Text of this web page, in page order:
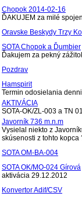
Chopok 2014-02-16
ĎAKUJEM za milé
Oravske Beskydy Trzy
SOTA Chopok a Ďumbier
Ďakujem za pekný
Pozdrav
Hamspirit
Termin odosielania
AKTIVÁCIA
SOTA-OK/ZL-003 a TN
Javorník 736 m.n.m
Vysielal niekto z
skúsenosti z tohto kopca
SOTA OM-BA-004
SOTA OK/MO-024 Gírová
aktivácia 29.12.2012
Konvertor Adif/CSV